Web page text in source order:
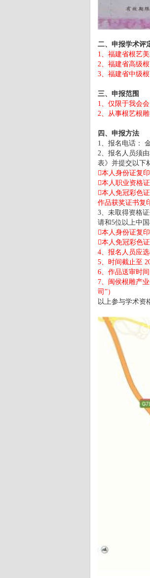
二、申报学术评
1、福建省根艺美
2、福建省高级根
3、福建省中级根
三、申报范围
1、仅限于我会会
2、从事根艺根
四、申报方法
1、报名电话：
2、报名人员须
表》并提交以下
本人身份证复印
本人职业资格
本人免冠彩色
作品获奖证书复
3、未取得资格
请和5位以上中
本人身份证复
本人免冠彩色
4、报名人员应
5、时间截止至
6、作品送审时
7、闽侯根雕产
司”）
以上参与学术资